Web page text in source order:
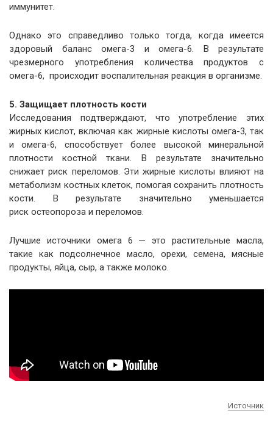
иммунитет.
Однако это справедливо только тогда, когда имеется
здоровый баланс омега-3 и омега-6. В результате
чрезмерного употребления количества продуктов с
омега-6, происходит воспалительная реакция в организме.
5. Защищает плотность кости
Исследования подтверждают, что употребление этих
жирных кислот, включая как жирные кислоты омега-3, так
и омега-6, способствует более высокой минеральной
плотности костной ткани. В результате значительно
снижает риск переломов. Эти жирные кислоты влияют на
метаболизм костных клеток, помогая сохранить плотность
кости. В результате значительно уменьшается
риск остеопороза и переломов.
Лучшие источники омега 6 — это растительные масла,
такие как подсолнечное масло, орехи, семена, мясные
продукты, яйца, сыр, а также молоко.
Источник